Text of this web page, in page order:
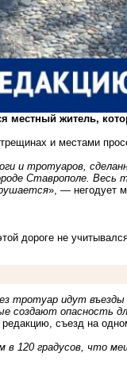
местный житель,
и местами
и тротуаров,
Ставрополе.
», ­— негодует
дороге не
тротуар идут
создают опасность
съезд на
в 120 градусов, что